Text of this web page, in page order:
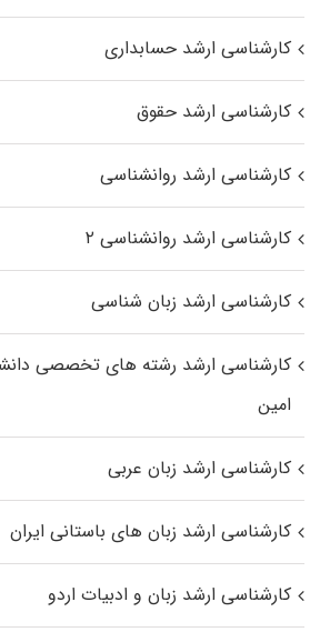
کارشناسی ارشد حسابداری
کارشناسی ارشد حقوق
کارشناسی ارشد روانشناسی
کارشناسی ارشد روانشناسی ۲
کارشناسی ارشد زبان شناسی
کارشناسی ارشد رﺷﺘﻪ ﻫﺎی تخصصی
اﻣﻴﻦ
کارشناسی ارشد زبان عربی
کارشناسی ارشد زبان‌ های باستانی ایران
کارشناسی ارشد زبان و ادبیات اردو